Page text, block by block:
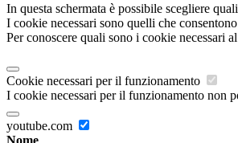
In questa schermata è possibile scegliere
I cookie necessari sono quelli che
Per conoscere quali sono i cookie necessari
Cookie necessari per il funzionamento
I cookie necessari per il funzionamento non
youtube.com
Nome